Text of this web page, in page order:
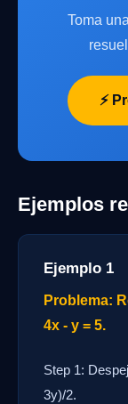
Toma
⚡
Ejemplos
Ejemplo 1
Problema:
4x - y = 5.
Step 1:
3y)/2.